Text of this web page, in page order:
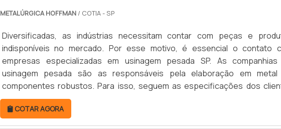
METALÚRGICA HOFFMAN / COTIA - SP
Diversificadas, as indústrias necessitam contar com peças e
indisponíveis no mercado. Por esse motivo, é essencial o contato
empresas especializadas em usinagem pesada SP. As
usinagem pesada são as responsáveis pela elaboração em
componentes robustos. Para isso, seguem as especificações dos
por meio de projetos detalhados, garantindo a entrega de peças
funcionais. MAIS DETALHES S...
COTAR AGORA